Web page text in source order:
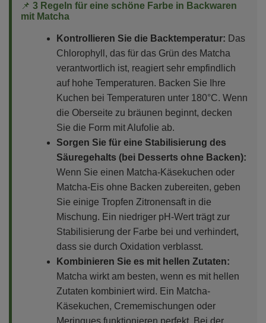
📌 3 Regeln für eine schöne Farbe in Backwaren
mit Matcha
Kontrollieren Sie die Backtemperatur: Das
Chlorophyll, das für das Grün des Matcha
verantwortlich ist, reagiert sehr empfindlich
auf hohe Temperaturen. Backen Sie Ihre
Kuchen bei Temperaturen unter 180°C. Wenn
die Oberseite zu bräunen beginnt, decken
Sie die Form mit Alufolie ab.
Sorgen Sie für eine Stabilisierung des
Säuregehalts (bei Desserts ohne Backen):
Wenn Sie einen Matcha-Käsekuchen oder
Matcha-Eis ohne Backen zubereiten, geben
Sie einige Tropfen Zitronensaft in die
Mischung. Ein niedriger pH-Wert trägt zur
Stabilisierung der Farbe bei und verhindert,
dass sie durch Oxidation verblasst.
Kombinieren Sie es mit hellen Zutaten:
Matcha wirkt am besten, wenn es mit hellen
Zutaten kombiniert wird. Ein Matcha-
Käsekuchen, Crememischungen oder
Meringues funktionieren perfekt. Bei der